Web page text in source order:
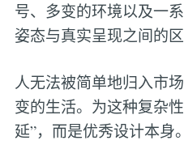
号、多变的环境以及一
姿态与真实呈现之间的区
人无法被简单地归入市
变的生活。为这种复杂
延”，而是优秀设计本身。